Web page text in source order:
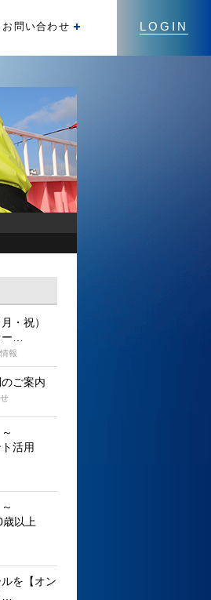
LOGIN
お問い合わせ
・祝）
…
報
ご案内
活用
以上
を【オン